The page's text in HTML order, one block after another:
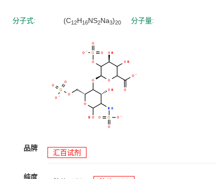
分子式: (C12H16NS2Na3)20 分子量:
品牌
汇百试剂
纯度